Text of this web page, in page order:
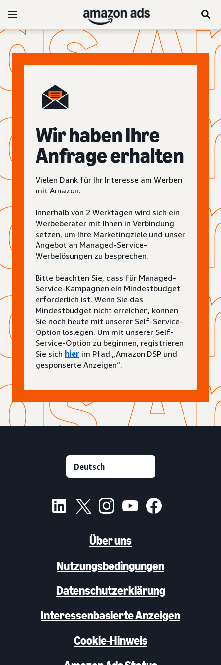
Wir haben Ihre
Anfrage erhalten
Vielen Dank für Ihr Interesse am Werben
mit Amazon.
Innerhalb von 2 Werktagen wird sich ein
Werbeberater mit Ihnen in Verbindung
setzen, um Ihre Marketingziele und unser
Angebot an Managed-Service-
Werbelösungen zu besprechen.
Bitte beachten Sie, dass für Managed-
Service-Kampagnen ein Mindestbudget
erforderlich ist. Wenn Sie das
Mindestbudget nicht erreichen, können
Sie noch heute mit unserer Self-Service-
Option loslegen. Um mit unserer Self-
Service-Option zu beginnen, registrieren
Sie sich hier im Pfad „Amazon DSP und
gesponserte Anzeigen“.
Über uns
Nutzungsbedingungen
Datenschutzerklärung
Interessenbasierte Anzeigen
Cookie-Hinweis